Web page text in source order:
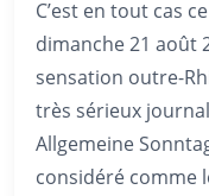
C’est en tout cas
dimanche 21 août
sensation outre-
très sérieux
Allgemeine
considéré comme